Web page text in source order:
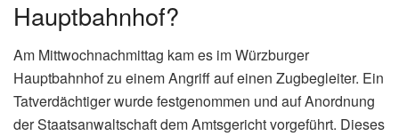
Hauptbahnhof?
Am Mittwochnachmittag kam es im Würzburger
Hauptbahnhof zu einem Angriff auf einen Zugbegleiter. Ein
Tatverdächtiger wurde festgenommen und auf Anordnung
der Staatsanwaltschaft dem Amtsgericht vorgeführt. Dieses